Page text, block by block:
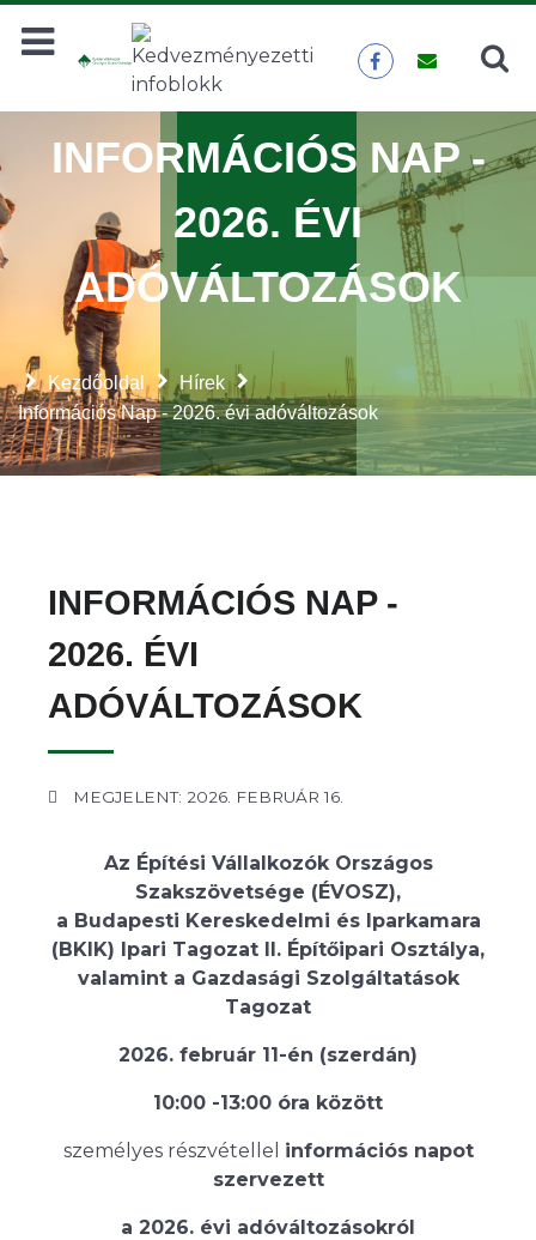
Keresés KERESÉS
Kezdőoldal
Hírek
Információs Nap - 2026. évi adóváltozások
INFORMÁCIÓS NAP -
2026. ÉVI
ADÓVÁLTOZÁSOK
INFORMÁCIÓS NAP -
2026. ÉVI
ADÓVÁLTOZÁSOK
MEGJELENT: 2026. FEBRUÁR 16.
Az Építési Vállalkozók Országos
Szakszövetsége (ÉVOSZ),
a Budapesti Kereskedelmi és Iparkamara
(BKIK) Ipari Tagozat II. Építőipari Osztálya,
valamint a Gazdasági Szolgáltatások
Tagozat
2026. február 11-én (szerdán)
10:00 -13:00 óra között
személyes részvétellel információs napot
szervezett
a 2026. évi adóváltozásokról